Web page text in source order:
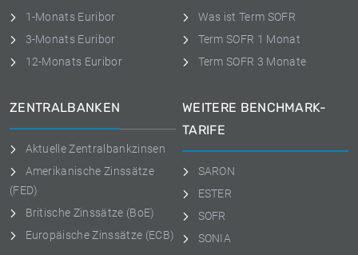
1-Monats Euribor
3-Monats Euribor
12-Monats Euribor
Was ist Term SOFR
Term SOFR 1 Monat
Term SOFR 3 Monate
ZENTRALBANKEN
Aktuelle Zentralbankzinsen
Amerikanische Zinssätze
(FED)
Britische Zinssätze (BoE)
Europäische Zinssätze (ECB)
WEITERE BENCHMARK-
TARIFE
SARON
ESTER
SOFR
SONIA